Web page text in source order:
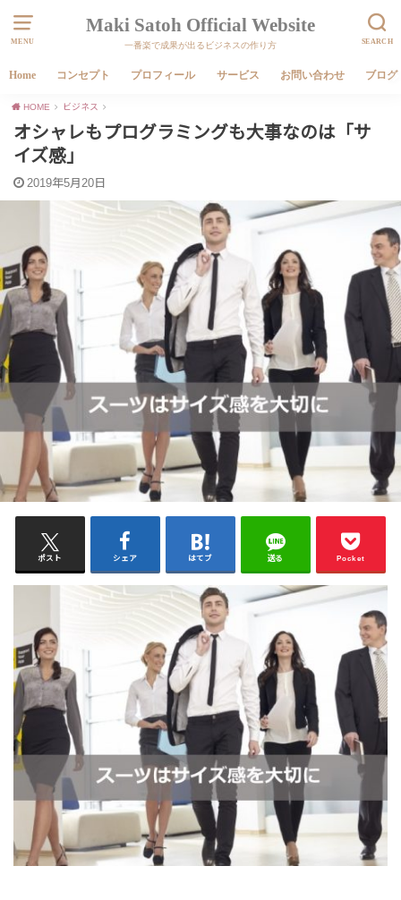
MENU SEARCH
Maki Satoh Official Website
一番楽で成果が出るビジネスの作り方
Home コンセプト プロフィール サービス お問い合わせ ブログ
HOME ビジネス
オシャレもプログラミングも大事なのは「サ
イズ感」
2019年5月20日
ポスト シェア はてブ 送る Pocket